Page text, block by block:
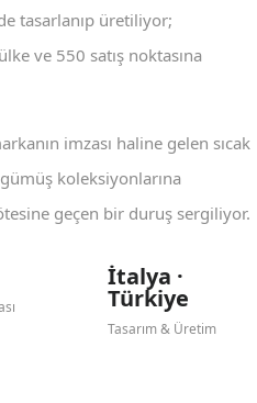
tasarlanıp üretiliyor;
ve 550 satış noktasına
imzası haline gelen sıcak
koleksiyonlarına
geçen bir duruş sergiliyor.
İtalya ·
Türkiye
Tasarım & Üretim